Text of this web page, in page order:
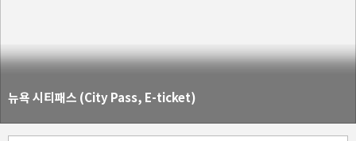
뉴욕 시티패스 (City Pass, E-ticket)